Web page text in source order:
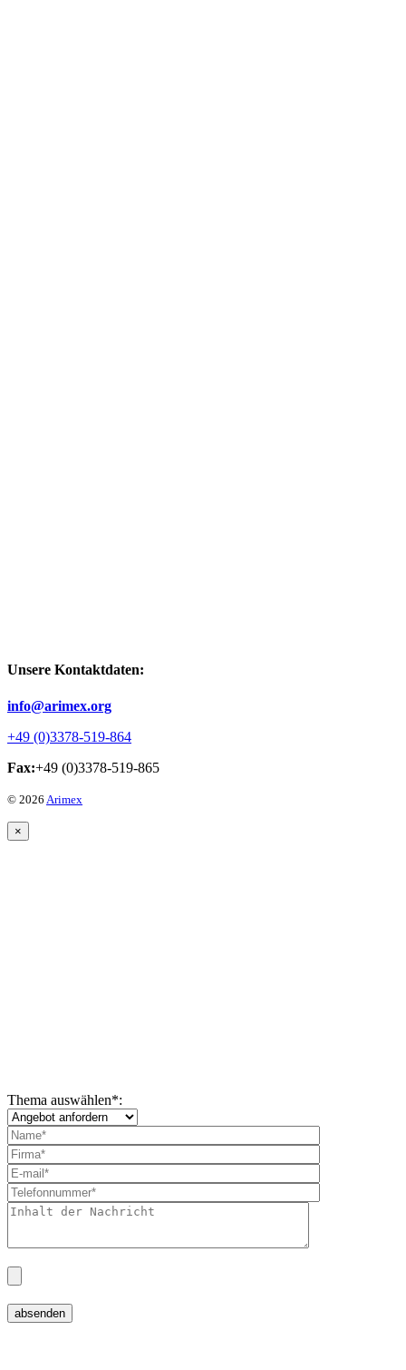
Unsere Kontaktdaten:
info@arimex.org
+49 (0)3378-519-864
Fax:+49 (0)3378-519-865
© 2026 Arimex
×
Thema auswählen*: